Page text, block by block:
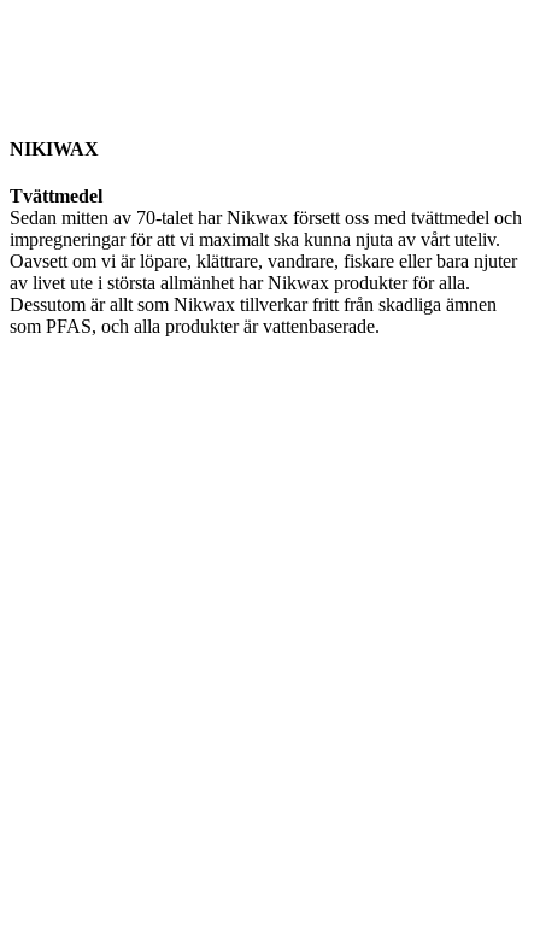
NIKIWAX
Tvättmedel
Sedan mitten av 70-talet har Nikwax försett oss med tvättmedel och
impregneringar för att vi maximalt ska kunna njuta av vårt uteliv.
Oavsett om vi är löpare, klättrare, vandrare, fiskare eller bara njuter
av livet ute i största allmänhet har Nikwax produkter för alla.
Dessutom är allt som Nikwax tillverkar fritt från skadliga ämnen
som PFAS, och alla produkter är vattenbaserade.